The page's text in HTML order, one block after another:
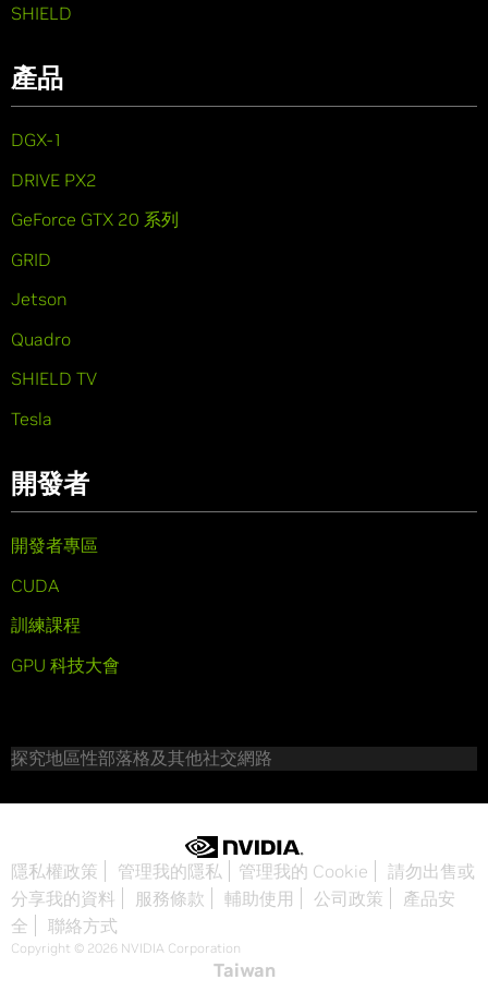
SHIELD
產品
DGX-1
DRIVE PX2
GeForce GTX 20 系列
GRID
Jetson
Quadro
SHIELD TV
Tesla
開發者
開發者專區
CUDA
訓練課程
GPU 科技大會
探究地區性部落格及其他社交網路
隱私權政策 管理我的隱私 管理我的 Cookie
請勿出售或
分享我的資料
服務條款 輔助使用 公司政策
產品安
全
聯絡方式
Copyright © 2026 NVIDIA Corporation
Taiwan